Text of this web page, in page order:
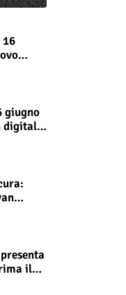
giugno
digitale
e
il